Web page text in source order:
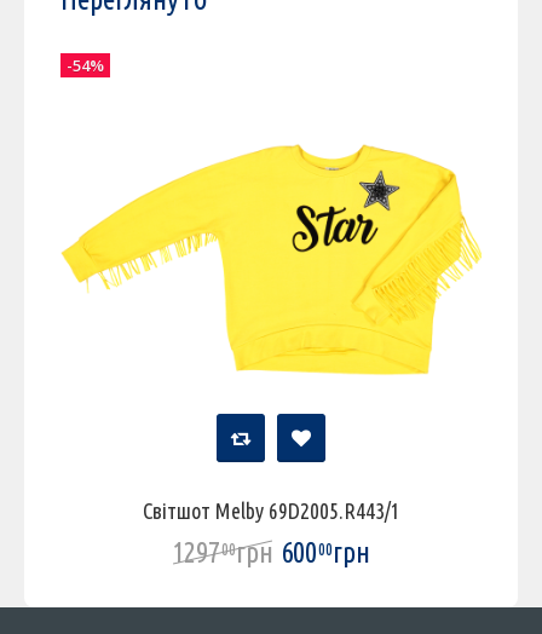
Світшот Melby 69D2005.R443/1
129700грн 60000грн
-54%